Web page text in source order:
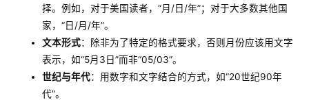
择。例如，对于美国读者，“月/日/年”；对于大多数其他国
家，“日/月/年”。
文本形式：除非为了特定的格式要求，否则月份应该用文字
表示，如“5月3日”而非“05/03”。
世纪与年代：用数字和文字结合的方式，如“20世纪90年
代”。